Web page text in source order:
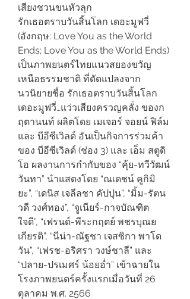
เสียงชวนขนหัวลุก
รักเธอตราบวันสิ้นโลก เดอะมูฟวี่
(อังกฤษ: Love You as the World
Ends; Love You as the World Ends)
เป็นภาพยนตร์ไทยแนวสยองขวัญ
เหนือธรรมชาติ ที่ดัดแปลงจาก
นวนิยายชื่อ รักเธอตราบวันสิ้นโลก
เดอะมูฟวี่…แว่วเสียงครวญคลั่ง ของก
ฤตานนท์ ผลิตโดย เมเจอร์ จอยน์ ฟิล์ม
และ บีอีซีเวิลด์ อันเป็นกิจการร่วมค้า
ของ บีอีซีเวิลด์ (ช่อง 3) และ เอ็ม สตูดิ
โอ ผลงานการกำกับของ “คุ้ย-ทวีวัฒน์
วันทา” นำแสดงโดย “ณเดชน์ คูกิมิ
ยะ”, “เดนิส เจลีลชา คัปปุน”, “มิ้ม-รัตน
วดี วงศ์ทอง”, “จูเนียร์-กาจบัณฑิต
ใจดี”, “เฟรนด์-พีระกฤตย์ พชรบุณย
เกียรติ”, “นีน่า-ณัฐชา เจสซิกา พาโด
วัน”, “เฟรช-อริศรา วงษ์ชาลี” และ
“ปลาย-ปรเมศร์ น้อยอ่ำ” เข้าฉายใน
โรงภาพยนตร์ครั้งแรกเมื่อวันที่ 26
ตุลาคม พ.ศ. 2566